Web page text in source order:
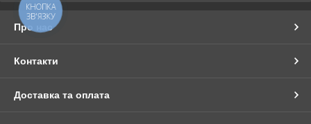
Про нас
Контакти
Доставка та оплата
КНОПКА
ЗВ'ЯЗКУ